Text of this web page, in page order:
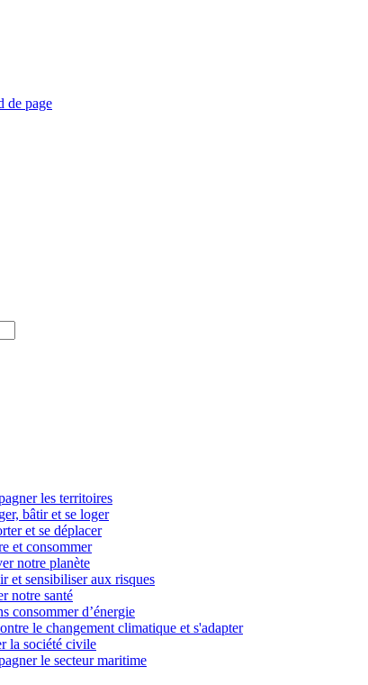
de page
les territoires
bâtir et se loger
et se déplacer
et consommer
notre planète
et sensibiliser aux risques
notre santé
consommer d’énergie
le changement climatique et s'adapter
la société civile
le secteur maritime